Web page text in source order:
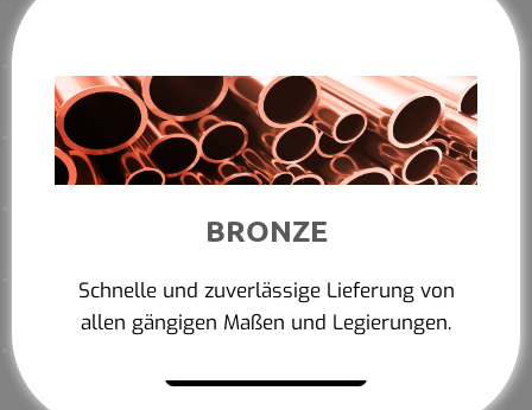
BRONZE
Schnelle und zuverlässige Lieferung von
allen gängigen Maßen und Legierungen.